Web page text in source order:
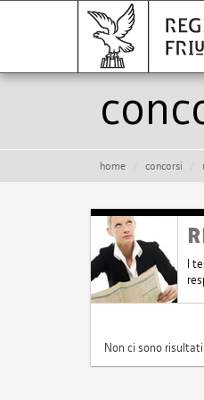
home concorsi
I
Non ci sono